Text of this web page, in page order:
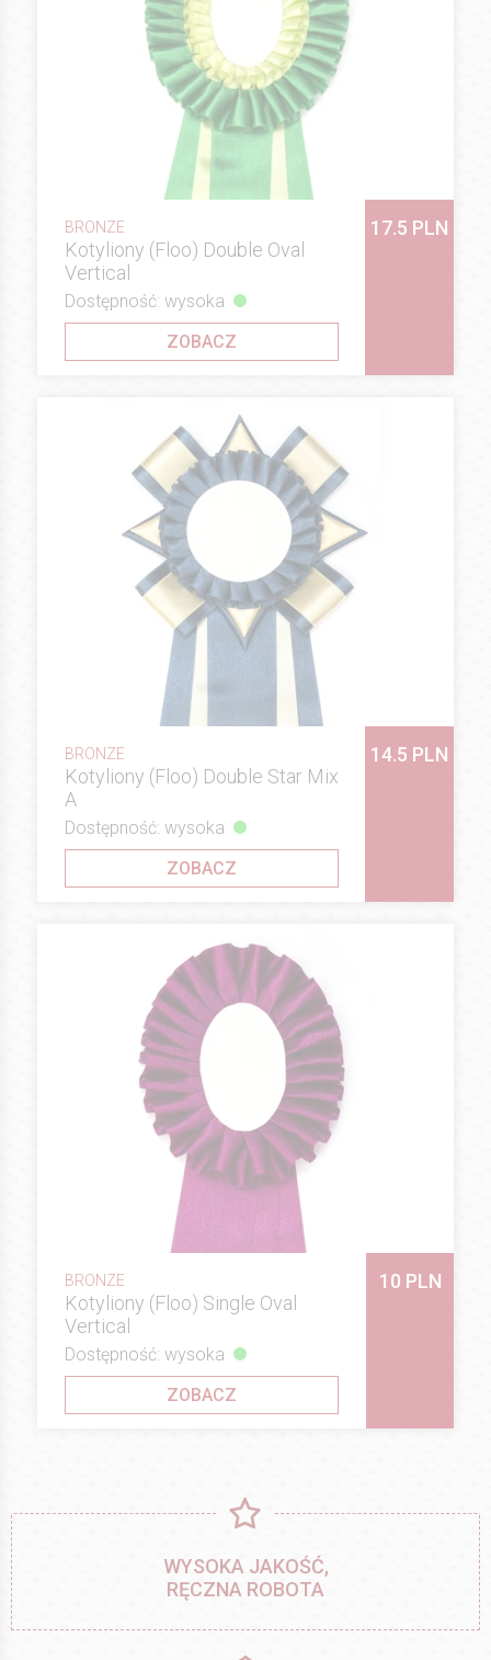
BRONZE
Kotyliony (Floo) Double Oval
Vertical
17.5 PLN
Dostępność: wysoka
ZOBACZ
BRONZE
Kotyliony (Floo) Double Star Mix
A
14.5 PLN
Dostępność: wysoka
ZOBACZ
BRONZE
Kotyliony (Floo) Single Oval
Vertical
10 PLN
Dostępność: wysoka
ZOBACZ
WYSOKA JAKOŚĆ,
RĘCZNA ROBOTA